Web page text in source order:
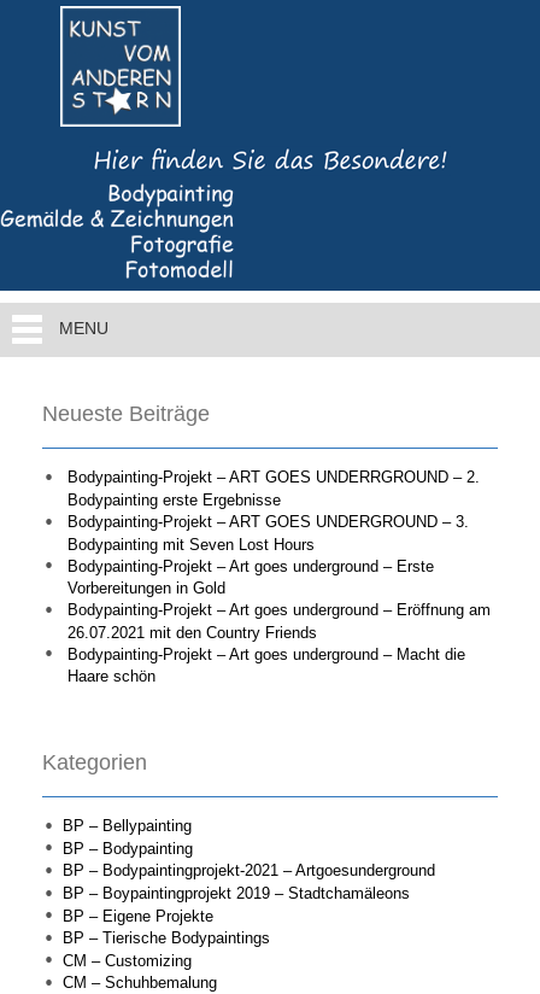
MENU
Neueste Beiträge
Bodypainting-Projekt – ART GOES UNDERRGROUND – 2.
Bodypainting erste Ergebnisse
Bodypainting-Projekt – ART GOES UNDERGROUND – 3.
Bodypainting mit Seven Lost Hours
Bodypainting-Projekt – Art goes underground – Erste
Vorbereitungen in Gold
Bodypainting-Projekt – Art goes underground – Eröffnung am
26.07.2021 mit den Country Friends
Bodypainting-Projekt – Art goes underground – Macht die
Haare schön
Kategorien
BP – Bellypainting
BP – Bodypainting
BP – Bodypaintingprojekt-2021 – Artgoesunderground
BP – Boypaintingprojekt 2019 – Stadtchamäleons
BP – Eigene Projekte
BP – Tierische Bodypaintings
CM – Customizing
CM – Schuhbemalung